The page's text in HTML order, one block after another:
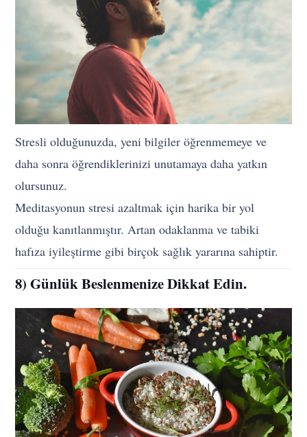
Stresli olduğunuzda, yeni bilgiler öğrenmemeye ve
daha sonra öğrendiklerinizi unutamaya daha yatkın
olursunuz.
Meditasyonun stresi azaltmak için harika bir yol
olduğu kanıtlanmıştır. Artan odaklanma ve tabiki
hafıza iyileştirme gibi birçok sağlık yararına sahiptir.
8) Günlük Beslenmenize Dikkat Edin.